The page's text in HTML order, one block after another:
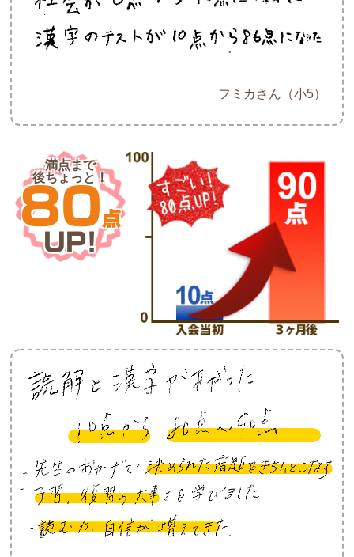
フミカさん（小5）
満点まで
後ちょっと！
80点
UP!